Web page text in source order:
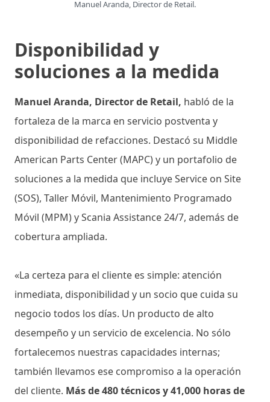
Manuel Aranda, Director de Retail.
Disponibilidad y
soluciones a la medida
Manuel Aranda, Director de Retail, habló de la
fortaleza de la marca en servicio postventa y
disponibilidad de refacciones. Destacó su Middle
American Parts Center (MAPC) y un portafolio de
soluciones a la medida que incluye Service on Site
(SOS), Taller Móvil, Mantenimiento Programado
Móvil (MPM) y Scania Assistance 24/7, además de
cobertura ampliada.
«La certeza para el cliente es simple: atención
inmediata, disponibilidad y un socio que cuida su
negocio todos los días. Un producto de alto
desempeño y un servicio de excelencia. No sólo
fortalecemos nuestras capacidades internas;
también llevamos ese compromiso a la operación
del cliente. Más de 480 técnicos y 41,000 horas de